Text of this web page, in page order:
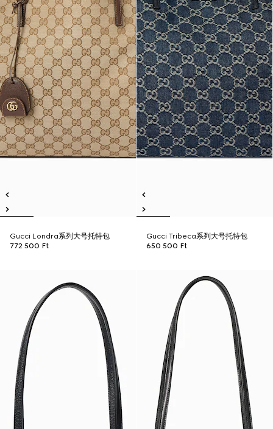
Gucci Londra系列大号托特包
772 500 Ft
Gucci Tribeca系列大号托特包
650 500 Ft